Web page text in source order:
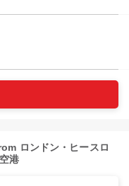
ロンドン・ヒースロ
港